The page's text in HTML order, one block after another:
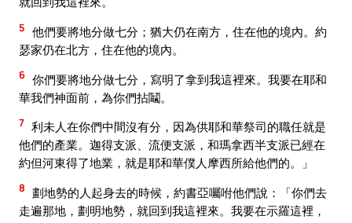
5 他們要將地分做七分；猶大仍在南方，住在他的境內。約
瑟家仍在北方，住在他的境內。
6 你們要將地分做七分，寫明了拿到我這裡來。我要在耶和
華我們神面前，為你們拈鬮。
7 利未人在你們中間沒有分，因為供耶和華祭司的職任就是
他們的產業。迦得支派、流便支派，和瑪拿西半支派已經在
約但河東得了地業，就是耶和華僕人摩西所給他們的。」
8 劃地勢的人起身去的時候，約書亞囑咐他們說：「你們去
走遍那地，劃明地勢，就回到我這裡來。我要在示羅這裡，